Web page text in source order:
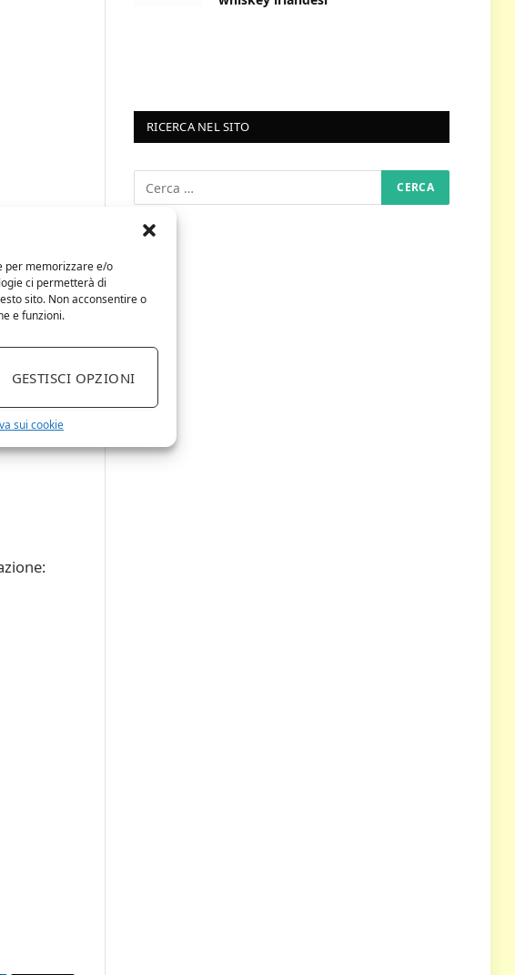
per memorizzare e/o
ci permetterà di
sito. Non acconsentire o
e funzioni.
GESTISCI OPZIONI
sui cookie
RICERCA NEL SITO